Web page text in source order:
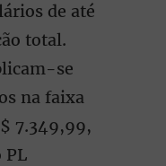
de até
total.
se
na faixa
7.349,99,
PL